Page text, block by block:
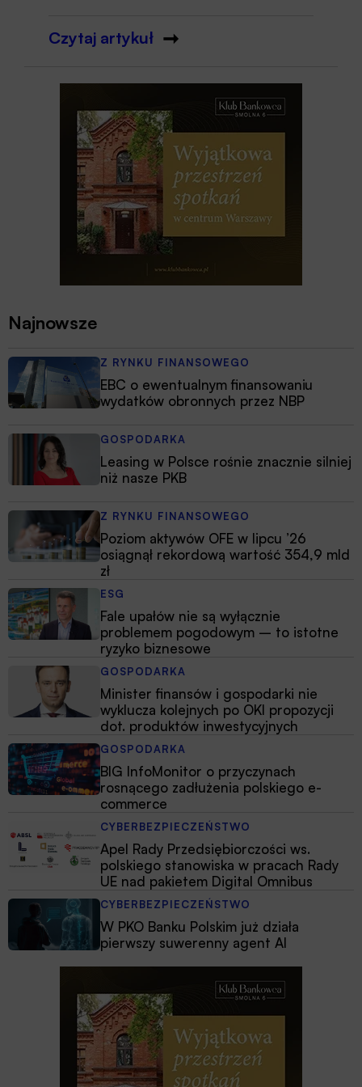
Czytaj artykuł
Najnowsze
Z RYNKU FINANSOWEGO
EBC o ewentualnym finansowaniu
wydatków obronnych przez NBP
GOSPODARKA
Leasing w Polsce rośnie znacznie silniej
niż nasze PKB
Z RYNKU FINANSOWEGO
Poziom aktywów OFE w lipcu ’26
osiągnął rekordową wartość 354,9 mld
zł
ESG
Fale upałów nie są wyłącznie
problemem pogodowym – to istotne
ryzyko biznesowe
GOSPODARKA
Minister finansów i gospodarki nie
wyklucza kolejnych po OKI propozycji
dot. produktów inwestycyjnych
GOSPODARKA
BIG InfoMonitor o przyczynach
rosnącego zadłużenia polskiego e-
commerce
CYBERBEZPIECZEŃSTWO
Apel Rady Przedsiębiorczości ws.
polskiego stanowiska w pracach Rady
UE nad pakietem Digital Omnibus
CYBERBEZPIECZEŃSTWO
W PKO Banku Polskim już działa
pierwszy suwerenny agent AI